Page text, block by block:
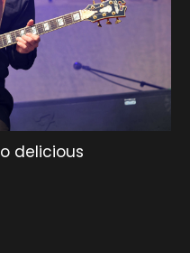
delicious